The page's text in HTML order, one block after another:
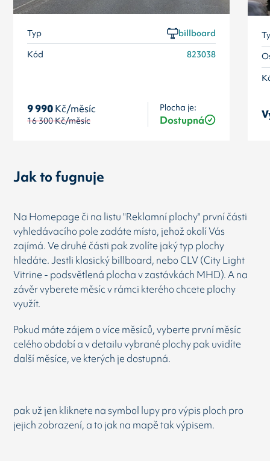
Typ
billboard
Kód
823038
9 990Kč/měsíc
16 300Kč/měsíc
Plocha je:
Dostupná
Jak to fugnuje
Na Homepage či na listu "Reklamní plochy" první části
vyhledávacího pole zadáte místo, jehož okolí Vás
zajímá. Ve druhé části pak zvolíte jaký typ plochy
hledáte. Jestli klasický billboard, nebo CLV (City Light
Vitrine - podsvětlená plocha v zastávkách MHD). A na
závěr vyberete měsíc v rámci kterého chcete plochy
využít.
Pokud máte zájem o více měsíců, vyberte první měsíc
celého období a v detailu vybrané plochy pak uvidíte
další měsíce, ve kterých je dostupná.
pak už jen kliknete na symbol lupy pro výpis ploch pro
jejich zobrazení, a to jak na mapě tak výpisem.